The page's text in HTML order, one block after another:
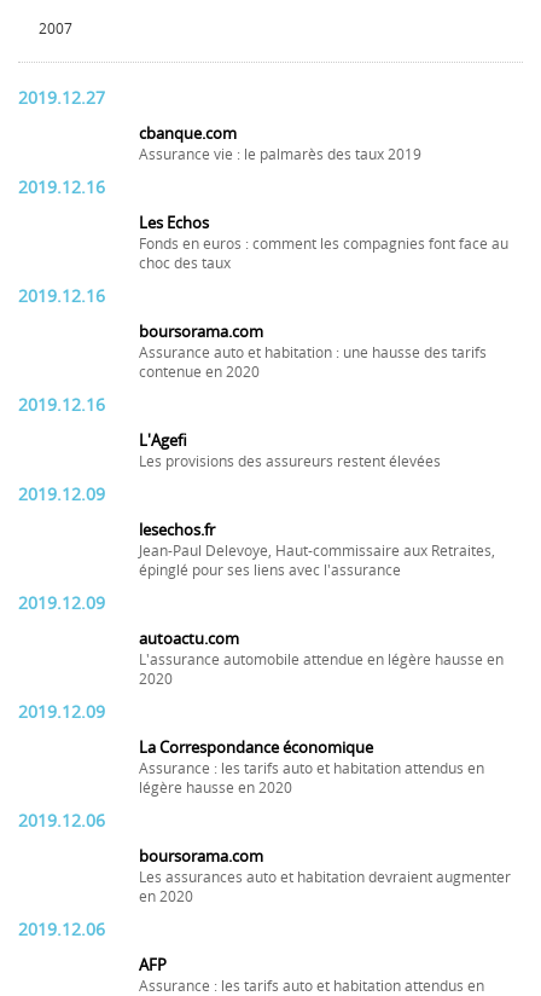
2007
2019.12.27
cbanque.com
Assurance vie : le palmarès des taux 2019
2019.12.16
Les Echos
Fonds en euros : comment les compagnies font face au
choc des taux
2019.12.16
boursorama.com
Assurance auto et habitation : une hausse des tarifs
contenue en 2020
2019.12.16
L'Agefi
Les provisions des assureurs restent élevées
2019.12.09
lesechos.fr
Jean-Paul Delevoye, Haut-commissaire aux Retraites,
épinglé pour ses liens avec l'assurance
2019.12.09
autoactu.com
L'assurance automobile attendue en légère hausse en
2020
2019.12.09
La Correspondance économique
Assurance : les tarifs auto et habitation attendus en
légère hausse en 2020
2019.12.06
boursorama.com
Les assurances auto et habitation devraient augmenter
en 2020
2019.12.06
AFP
Assurance : les tarifs auto et habitation attendus en